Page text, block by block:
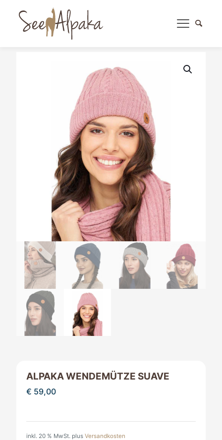
ALPAKA WENDEMÜTZE SUAVE
€ 59,00
inkl. 20 % MwSt. plus Versandkosten